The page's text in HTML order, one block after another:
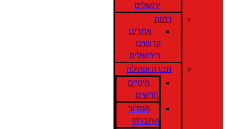
ירושלים
דתות
אתרים
קדושים
בירושלים
חברה וקהילה
מינויים
חדשים
המדור
החברתי